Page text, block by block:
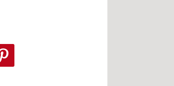
Podeli na Pinterest-u